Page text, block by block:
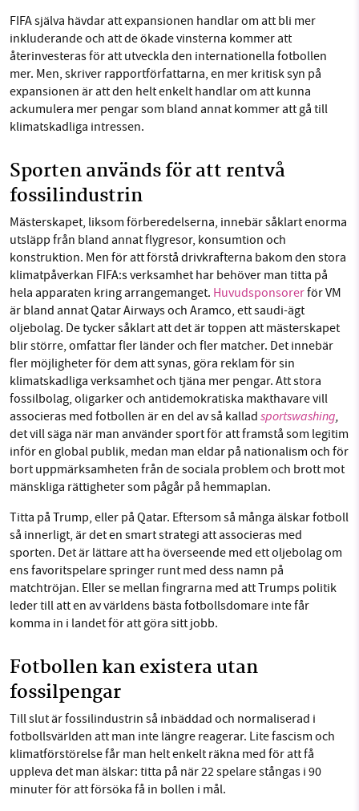
FIFA själva hävdar att expansionen handlar om att bli mer
inkluderande och att de ökade vinsterna kommer att
återinvesteras för att utveckla den internationella fotbollen
mer. Men, skriver rapportförfattarna, en mer kritisk syn på
expansionen är att den helt enkelt handlar om att kunna
ackumulera mer pengar som bland annat kommer att gå till
klimatskadliga intressen.
Sporten används för att rentvå
fossilindustrin
Mästerskapet, liksom förberedelserna, innebär såklart enorma
utsläpp från bland annat flygresor, konsumtion och
konstruktion. Men för att förstå drivkrafterna bakom den stora
klimatpåverkan FIFA:s verksamhet har behöver man titta på
hela apparaten kring arrangemanget. Huvudsponsorerför VM
är bland annat Qatar Airways och Aramco, ett saudi-ägt
oljebolag. De tycker såklart att det är toppen att mästerskapet
blir större, omfattar fler länder och fler matcher. Det innebär
fler möjligheter för dem att synas, göra reklam för sin
klimatskadliga verksamhet och tjäna mer pengar. Att stora
fossilbolag, oligarker och antidemokratiska makthavare vill
associeras med fotbollen är en del av så kallad sportswashing,
det vill säga när man använder sport för att framstå som legitim
inför en global publik, medan man eldar på nationalism och för
bort uppmärksamheten från de sociala problem och brott mot
mänskliga rättigheter som pågår på hemmaplan.
Titta på Trump, eller på Qatar. Eftersom så många älskar fotboll
så innerligt, är det en smart strategi att associeras med
sporten. Det är lättare att ha överseende med ett oljebolag om
ens favoritspelare springer runt med dess namn på
matchtröjan. Eller se mellan fingrarna med att Trumps politik
leder till att en av världens bästa fotbollsdomare inte får
komma in i landet för att göra sitt jobb.
Fotbollen kan existera utan
fossilpengar
Till slut är fossilindustrin så inbäddad och normaliserad i
fotbollsvärlden att man inte längre reagerar. Lite fascism och
klimatförstörelse får man helt enkelt räkna med för att få
uppleva det man älskar: titta på när 22 spelare stångas i 90
minuter för att försöka få in bollen i mål.